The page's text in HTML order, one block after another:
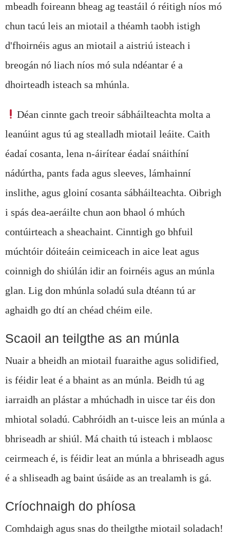
mbeadh foireann bheag ag teastáil ó réitigh níos mó
chun tacú leis an miotail a théamh taobh istigh
d'fhoirnéis agus an miotail a aistriú isteach i
breogán nó liach níos mó sula ndéantar é a
dhoirteadh isteach sa mhúnla.
Déan cinnte gach treoir sábháilteachta molta a
leanúint agus tú ag stealladh miotail leáite. Caith
éadaí cosanta, lena n-áirítear éadaí snáithíní
nádúrtha, pants fada agus sleeves, lámhainní
inslithe, agus gloiní cosanta sábháilteachta. Oibrigh
i spás dea-aeráilte chun aon bhaol ó mhúch
contúirteach a sheachaint. Cinntigh go bhfuil
múchtóir dóiteáin ceimiceach in aice leat agus
coinnigh do shiúlán idir an foirnéis agus an múnla
glan. Lig don mhúnla soladú sula dtéann tú ar
aghaidh go dtí an chéad chéim eile.
Scaoil an teilgthe as an múnla
Nuair a bheidh an miotail fuaraithe agus solidified,
is féidir leat é a bhaint as an múnla. Beidh tú ag
iarraidh an plástar a mhúchadh in uisce tar éis don
mhiotal soladú. Cabhróidh an t-uisce leis an múnla a
bhriseadh ar shiúl. Má chaith tú isteach i mblaosc
ceirmeach é, is féidir leat an múnla a bhriseadh agus
é a shliseadh ag baint úsáide as an trealamh is gá.
Críochnaigh do phíosa
Comhdaigh agus snas do theilgthe miotail soladach!